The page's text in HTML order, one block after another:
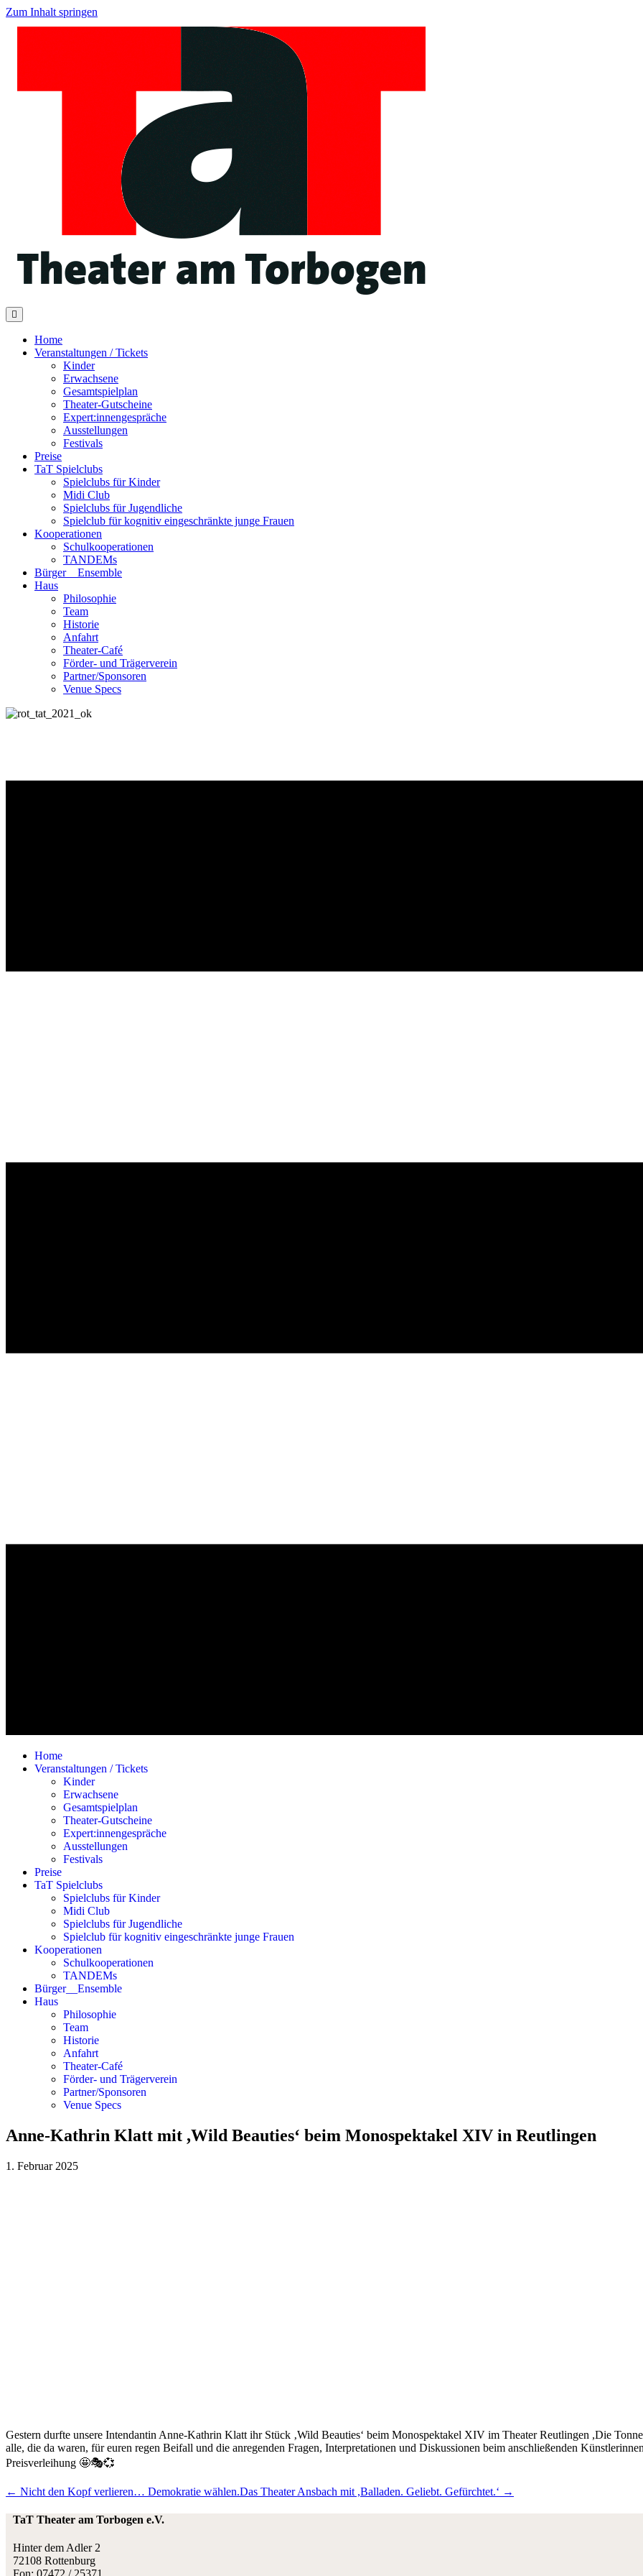
Zum Inhalt springen
Home
Veranstaltungen / Tickets
Kinder
Erwachsene
Gesamtspielplan
Theater-Gutscheine
Expert:innengespräche
Ausstellungen
Festivals
Preise
TaT Spielclubs
Spielclubs für Kinder
Midi Club
Spielclubs für Jugendliche
Spielclub für kognitiv eingeschränkte junge Frauen
Kooperationen
Schulkooperationen
TANDEMs
Bürger__Ensemble
Haus
Philosophie
Team
Historie
Anfahrt
Theater-Café
Förder- und Trägerverein
Partner/Sponsoren
Venue Specs
Home
Veranstaltungen / Tickets
Kinder
Erwachsene
Gesamtspielplan
Theater-Gutscheine
Expert:innengespräche
Ausstellungen
Festivals
Preise
TaT Spielclubs
Spielclubs für Kinder
Midi Club
Spielclubs für Jugendliche
Spielclub für kognitiv eingeschränkte junge Frauen
Kooperationen
Schulkooperationen
TANDEMs
Bürger__Ensemble
Haus
Philosophie
Team
Historie
Anfahrt
Theater-Café
Förder- und Trägerverein
Partner/Sponsoren
Venue Specs
Anne-Kathrin Klatt mit ,Wild Beauties‘ beim Monospektakel XIV in Reutlingen
1. Februar 2025
Gestern durfte unsere Intendantin Anne-Kathrin Klatt ihr Stück ‚Wild Beauties‘ beim Monospektakel XIV im Theater Reutlingen ,Die
alle, die da waren, für euren regen Beifall und die anregenden Fragen, Interpretationen und Diskussionen beim anschließenden
Preisverleihung 🤩🎭💞
← Nicht den Kopf verlieren… Demokratie wählen.Das Theater Ansbach mit ,Balladen. Geliebt. Gefürchtet.‘ →
TaT Theater am Torbogen e.V.
Hinter dem Adler 2
72108 Rottenburg